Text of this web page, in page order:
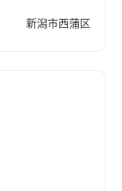
新潟市西蒲区